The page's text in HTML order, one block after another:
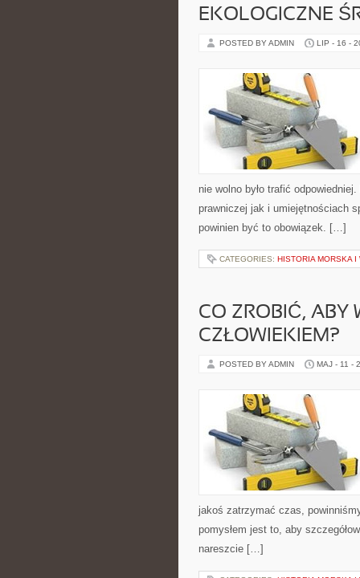
EKOLOGICZNE
POSTED BY ADMIN LIP - 16 -
nie wolno było trafić
prawniczej jak i umiejętnościach
powinien być to obowiązek. […]
CATEGORIES: HISTORIA MORSKA I
CO ZROBIĆ, ABY
CZŁOWIEKIEM?
POSTED BY ADMIN MAJ - 11 -
jakoś zatrzymać czas,
pomysłem jest to, aby
nareszcie […]